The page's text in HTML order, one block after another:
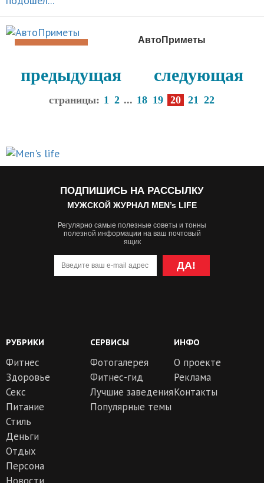
ДОСУГ И ОТДЫХ
АвтоПриметы
предыдущая следующая
страницы: 1 2 ... 18 19 20 21 22
ПОДПИШИСЬ НА РАССЫЛКУ
МУЖСКОЙ ЖУРНАЛ MEN’s LIFE
Регулярно самые полезные советы и тонны
полезной информации на ваш почтовый
ящик
ДА!
РУБРИКИ
Фитнес
Здоровье
Секс
Питание
Стиль
Деньги
Отдых
Персона
СЕРВИСЫ
Фотогалерея
Фитнес-гид
Лучшие заведения
Популярные темы
ИНФО
О проекте
Реклама
Контакты